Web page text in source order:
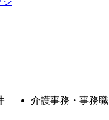
介護事務・事務職